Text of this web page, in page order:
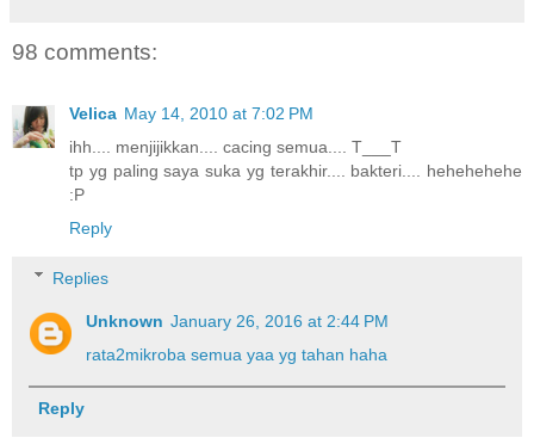
98 comments:
Velica May 14, 2010 at 7:02 PM
ihh.... menjijikkan.... cacing semua.... T___T
tp yg paling saya suka yg terakhir.... bakteri.... hehehehehe
:P
Reply
Replies
Unknown January 26, 2016 at 2:44 PM
rata2mikroba semua yaa yg tahan haha
Reply